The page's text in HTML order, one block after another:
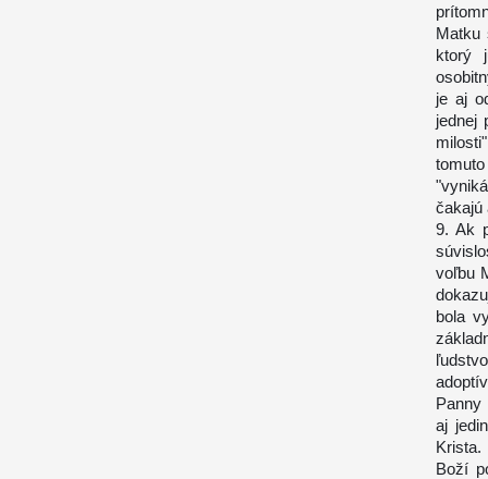
Matku
ktorý
je aj
jednej
čakajú
9. Ak
voľbu
bola
Panny
aj
Krista.
Boží